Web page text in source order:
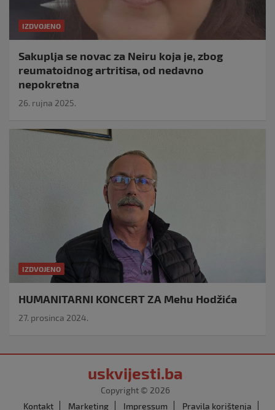
IZDVOJENO
Sakuplja se novac za Neiru koja je, zbog
reumatoidnog artritisa, od nedavno
nepokretna
26. rujna 2025.
IZDVOJENO
HUMANITARNI KONCERT ZA Mehu Hodžića
27. prosinca 2024.
uskvijesti.ba
Copyright © 2026
Kontakt
Marketing Impressum Pravila korištenja